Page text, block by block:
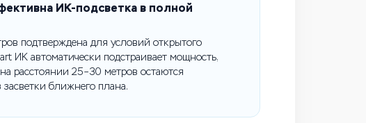
ИК-подсветка в полной
подтверждена для условий открытого
ИК автоматически подстраивает мощность,
расстоянии 25–30 метров остаются
ближнего плана.